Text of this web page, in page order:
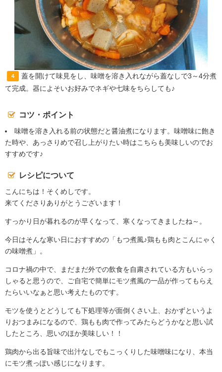
4
蓋を開けて味見をし、味噌を溶き入れながら蓋なしで3～4分煮
て完成。器によそいお好みでネギや七味をちらしても♪
コツ・ポイント
味噌を溶き入れる前の状態だと醤油煮になります。味噌味に飽き
た時や、あっさりめで召し上がりたい時はこちらも美味しいのでお
すすめです♪
レシピについて
こんにちは！そくめしです。
来てくださりありがとうございます！
すっかり日が暮れるのが早くなって、寒くなってきましたね～。
今日はそんな寒い日におすすめの「もつ煮風♪鶏もも肉とこんにゃく
の味噌煮」。
コロナ禍の中で、まだまだ外での飲食を自粛されている方もいらっ
しゃると思うので、ご自宅で簡単にモツ煮風の一品が作ってもらえ
たらいいなぁと思い考えたものです。
モツを使うとどうしても下処理等が面倒くさい上、おかずというよ
りおつまみになるので、鶏もも肉で作ってみたらどうかなと思い試
したところ、思いのほか美味しい！！
鶏肉から出る旨味で出汁なしでもこっくりした味噌味になり、本当
にモツ煮っぽい感じになります。